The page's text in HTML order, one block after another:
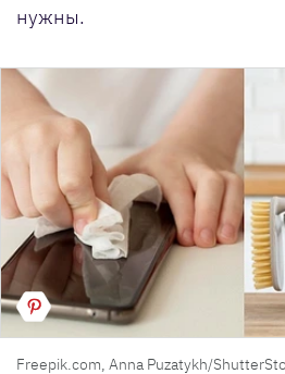
нужны.
Freepik.com, Anna Puzatykh/